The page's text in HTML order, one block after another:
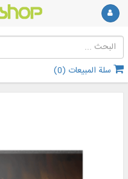
سلة المبيعات (0
)